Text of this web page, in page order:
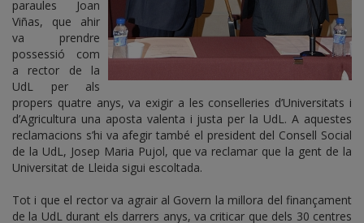
paraules Joan
Viñas, que ahir
va prendre
possessió com
a rector de la
UdL per als
propers quatre anys, va exigir a les conselleries d’Universitats i
d’Agricultura una aposta valenta i justa per la UdL. A aquestes
reclamacions s’hi va afegir també el president del Consell Social
de la UdL, Josep Maria Pujol, que va reclamar que la gent de la
Universitat de Lleida sigui escoltada.
Tot i que el rector va agrair al Govern la millora del finançament
de la UdL durant els darrers anys, va criticar que dels 30 centres